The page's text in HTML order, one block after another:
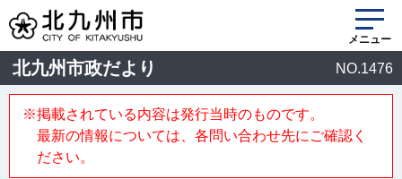
メニュー
北九州市政だより NO.1476
※掲載されている内容は発行当時のものです。
最新の情報については、各問い合わせ先にご確認く
ださい。